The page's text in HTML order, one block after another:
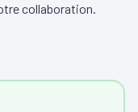
collaboration.